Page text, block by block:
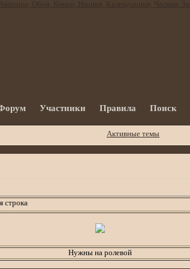
Участники Правила Поиск
Активные темы
Нужны на ролевой